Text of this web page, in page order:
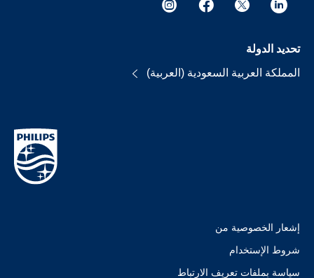
تحديد الدولة
المملكة العربية السعودية (العربية)
إشعار الخصوصية من
شروط الإستخدام
سياسة بملفات تعريف الارتباط